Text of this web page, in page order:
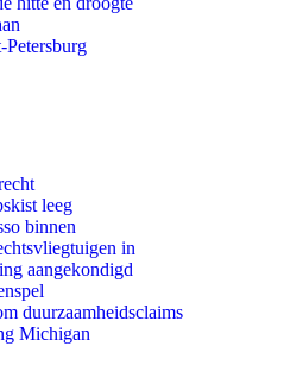
leeg
binnen
in
aangekondigd
duurzaamheidsclaims
Michigan